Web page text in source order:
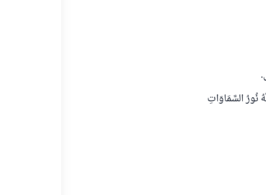
نُورُ السَّمَاوَاتِ